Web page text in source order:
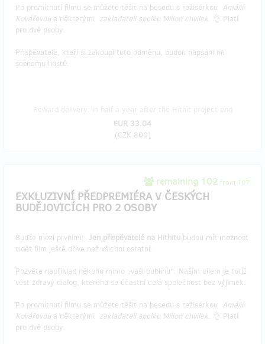
Po promítnutí filmu se můžete těšit na besedu s režisérkou Amálií
Kovářovou a některými zakladateli spolku Milion chvilek. 👌 Platí
pro dvě osoby.
Přispěvatele, kteří si zakoupí tuto odměnu, budou napsáni na
seznamu hostů.
EUR 33.04
(CZK 800)
remaining 102 from 107
EXKLUZIVNÍ PŘEDPREMIÉRA V ČESKÝCH
BUDĚJOVICÍCH PRO 2 OSOBY
Buďte mezi prvními! Jen přispěvatelé na Hithitu budou mít možnost
vidět film ještě dříve než všichni ostatní.
Pozvěte například někoho mimo „vaši bublinu“. Našim cílem je totiž
vést zdravý dialog, kterého se účastní celá společnost bez výjimek.
Po promítnutí filmu se můžete těšit na besedu s režisérkou Amálií
Kovářovou a některými zakladateli spolku Milion chvilek. 👌 Platí
pro dvě osoby.